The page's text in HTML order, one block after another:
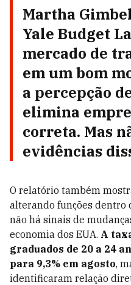
Martha
Yale Budget
mercado de
em um bom
a percepção
elimina
correta. Mas
evidências
O relatório também
alterando funções dentro
não há sinais de
economia dos EUA. A
graduados de 20 a 24
para 9,3% em agosto,
identificaram relação